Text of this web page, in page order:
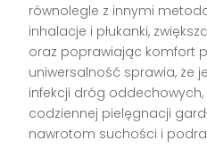
równolegle z innymi
inhalacje i płukanki,
oraz poprawiając komfort
uniwersalność sprawia, że
infekcji dróg
codziennej pielęgnacji
nawrotom suchości i